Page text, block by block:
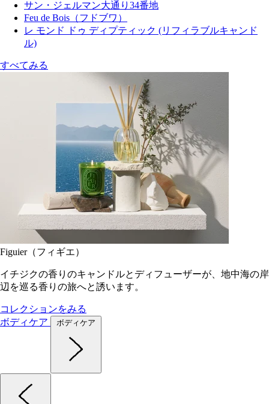
サン・ジェルマン大通り34番地
Feu de Bois（フドブワ）
レ モンド ドゥ ディプティック (リフィラブルキャンド
ル)
すべてみる
Figuier（フィギエ）
イチジクの香りのキャンドルとディフューザーが、地中海の岸
辺を巡る香りの旅へと誘います。
コレクションをみる
ボディケア
ボディケア